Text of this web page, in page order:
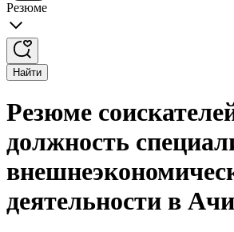
Резюме
Найти
Резюме
должность
деятельности в